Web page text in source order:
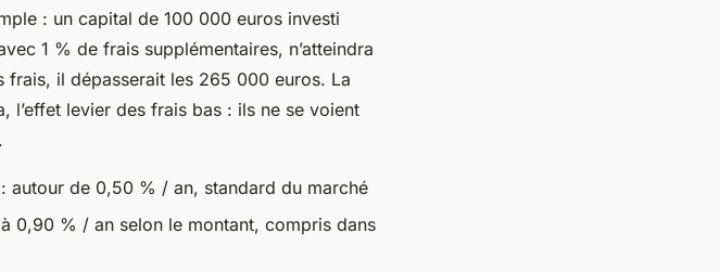
: un capital de 100 000 euros investi
1 % de frais supplémentaires, n’atteindra
frais, il dépasserait les 265 000 euros. La
l’effet levier des frais bas : ils ne se voient
autour de 0,50 % / an, standard du marché
0,90 % / an selon le montant, compris dans